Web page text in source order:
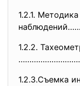
1.2.1.
1.2.2.
1.2.3.Съемка